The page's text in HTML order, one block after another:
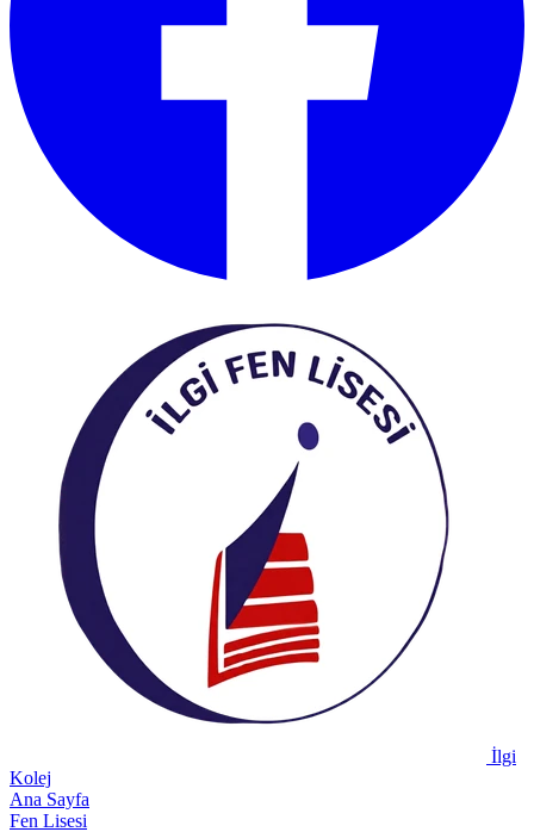
İlgi
Kolej
Ana Sayfa
Fen Lisesi